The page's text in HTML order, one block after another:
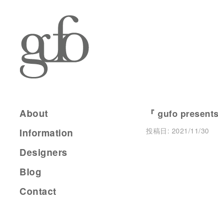
『 gufo
投稿日: 2021/11/30
About
Information
Designers
Blog
Contact